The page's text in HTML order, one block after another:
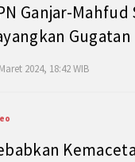
Ganjar-
2024, 18:42 WIB